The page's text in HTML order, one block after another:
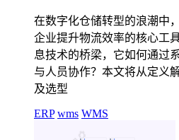
在数字化仓储转型的浪潮中
企业提升物流效率的核心工
息技术的桥梁，它如何通过
与人员协作？本文将从定义
及选型
ERP wms WMS